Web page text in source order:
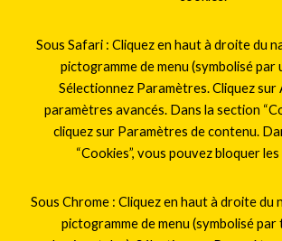
Sous Safari : Cliquez en haut à droite du
pictogramme de menu (symbolisé par
Sélectionnez Paramètres. Cliquez sur
paramètres avancés. Dans la section
cliquez sur Paramètres de contenu.
“Cookies”, vous pouvez bloquer
Sous Chrome : Cliquez en haut à droite du
pictogramme de menu (symbolisé par